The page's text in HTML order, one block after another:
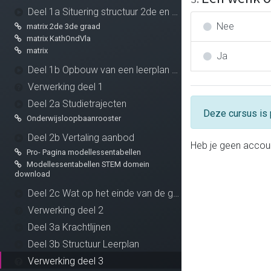
Nee
Ja
Deze cursus is
Heb je geen
Deel 1a Situering structuur 2de en 3de graad
matrix 2de 3de graad
matrix KathOndVla
matrix
Deel 1b Opbouw van een leerplan vormingsconcept
Verwerking deel 1
Deel 2a Studietrajecten
Onderwijsloopbaanrooster
Deel 2b Vertaling aanbod
Pro- Pagina modellessentabellen
Modellessentabellen STEM domein
download
Deel 2c Wat op het einde van de graad
Verwerking deel 2
Deel 3a Krachtlijnen
Deel 3b Structuur Leerplan
Verwerking deel 3